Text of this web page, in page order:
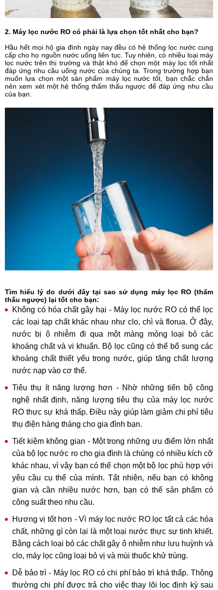
2. Máy lọc nước RO có phải là lựa chọn tốt nhất cho bạn?
Hầu hết mọi hộ gia đình ngày nay đều có hệ thống lọc nước cung
cấp cho họ nguồn nước uống liên tục. Tuy nhiên, có nhiều loại máy
lọc nước trên thị trường và thật khó để chọn một máy lọc tốt nhất
đáp ứng nhu cầu uống nước của chúng ta. Trong trường hợp bạn
muốn lựa chọn một sản phẩm máy lọc nước tốt, bạn chắc chắn
nên xem xét một hệ thống thẩm thấu ngược để đáp ứng nhu cầu
của bạn.
Tìm hiểu lý do dưới đây tại sao sử dụng máy lọc RO (thẩm
thấu ngược) lại tốt cho bạn:
Không có hóa chất gây hại - Máy lọc nước RO có thể lọc
các loại tạp chất khác nhau như clo, chì và florua. Ở đây,
nước bị ô nhiễm đi qua một màng mỏng loại bỏ các
khoáng chất và vi khuẩn. Bộ lọc cũng có thể bổ sung các
khoáng chất thiết yếu trong nước, giúp tăng chất lượng
nước nạp vào cơ thể.
Tiêu thụ ít năng lượng hơn - Nhờ những tiến bộ công
nghệ nhất định, năng lượng tiêu thụ của máy lọc nước
RO thực sự khá thấp. Điều này giúp làm giảm chi phí tiêu
thụ điện hàng tháng cho gia đình bạn.
Tiết kiệm không gian - Một trong những ưu điểm lớn nhất
của bộ lọc nước ro cho gia đình là chúng có nhiều kích cỡ
khác nhau, vì vậy bạn có thể chọn một bộ lọc phù hợp với
yêu cầu cụ thể của mình. Tất nhiên, nếu bạn có không
gian và cần nhiều nước hơn, bạn có thể sản phẩm có
công suất theo nhu cầu.
Hương vị tốt hơn - Vì máy lọc nước RO lọc tất cả các hóa
chất, những gì còn lại là một loại nước thực sự tinh khiết.
Bằng cách loại bỏ các chất gây ô nhiễm như lưu huỳnh và
clo, máy lọc cũng loại bỏ vị và mùi thuốc khử trùng.
Dễ bảo trì - Máy lọc RO có chi phí bảo trì khá thấp. Thông
thường chi phí được trả cho việc thay lõi lọc định kỳ sau